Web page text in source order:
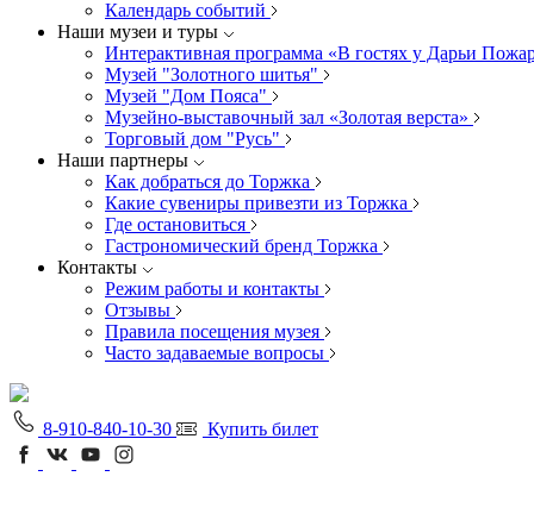
Календарь событий
Наши музеи и туры
Интерактивная программа «В гостях у Дарьи
Музей "Золотного шитья"
Музей "Дом Пояса"
Музейно-выставочный зал «Золотая верста»
Торговый дом "Русь"
Наши партнеры
Как добраться до Торжка
Какие сувениры привезти из Торжка
Где остановиться
Гастрономический бренд Торжка
Контакты
Режим работы и контакты
Отзывы
Правила посещения музея
Часто задаваемые вопросы
8-910-840-10-30 Купить билет